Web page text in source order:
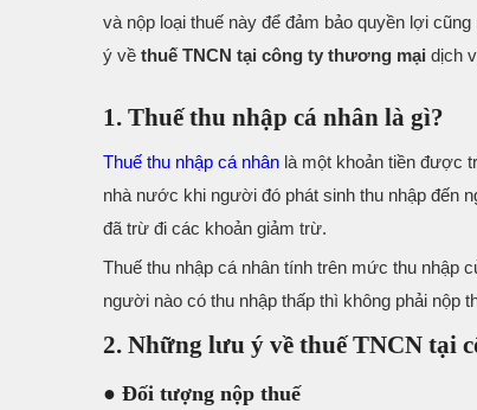
và nộp loại thuế này để đảm bảo quyền lợi
ý về thuế TNCN tại công ty thương mại dịch
1. Thuế thu nhập cá nhân là gì?
Thuế thu nhập cá nhân là một khoản tiền được
nhà nước khi người đó phát sinh thu nhập đến
đã trừ đi các khoản giảm trừ.
Thuế thu nhập cá nhân tính trên mức thu nhập
người nào có thu nhập thấp thì không phải nộp
2. Những lưu ý về thuế TNCN tại
● Đối tượng nộp thuế